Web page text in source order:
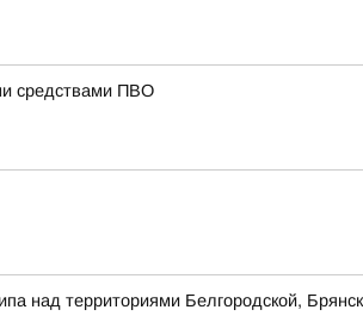
средствами ПВО
над территориями Белгородской,